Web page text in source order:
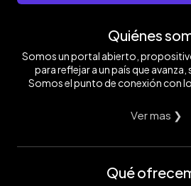
Quiénes
Somos un portal abierto,
para reflejar a un país que avanza,
Somos el punto de conexión con
Ver mas ❯
Qué